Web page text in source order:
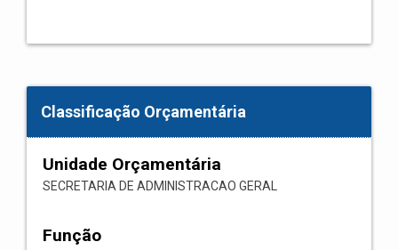
Classificação Orçamentária
Unidade Orçamentária
SECRETARIA DE ADMINISTRACAO GERAL
Função